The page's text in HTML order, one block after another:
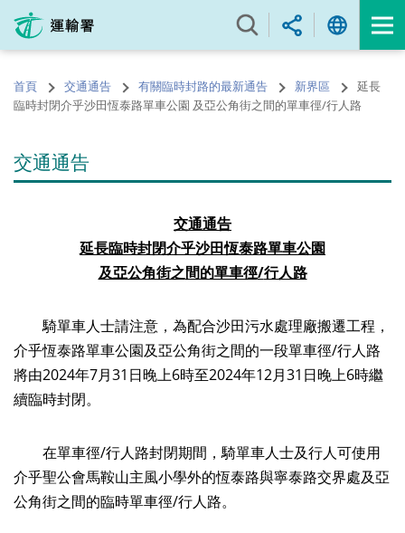
內
的
開
首頁 交通通告 有關臨時封路的最新通告 新界區
延長
臨時封閉介乎沙田恆泰路單車公園 及亞公角街之間的單車徑/行人路
交通通告
交通通告
延長臨時封閉介乎沙田恆泰路單車公園
及亞公角街之間的單車徑/行人路
騎單車人士請注意，為配合沙田污水處理廠搬遷工程，
介乎恆泰路單車公園及亞公角街之間的一段單車徑/行人路
將由2024年7月31日晚上6時至2024年12月31日晚上6時繼
續臨時封閉。
在單車徑/行人路封閉期間，騎單車人士及行人可使用
介乎聖公會馬鞍山主風小學外的恆泰路與寧泰路交界處及亞
公角街之間的臨時單車徑/行人路。